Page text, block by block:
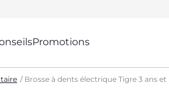
Promotions
Brosse à dents électrique Tigre 3 ans et